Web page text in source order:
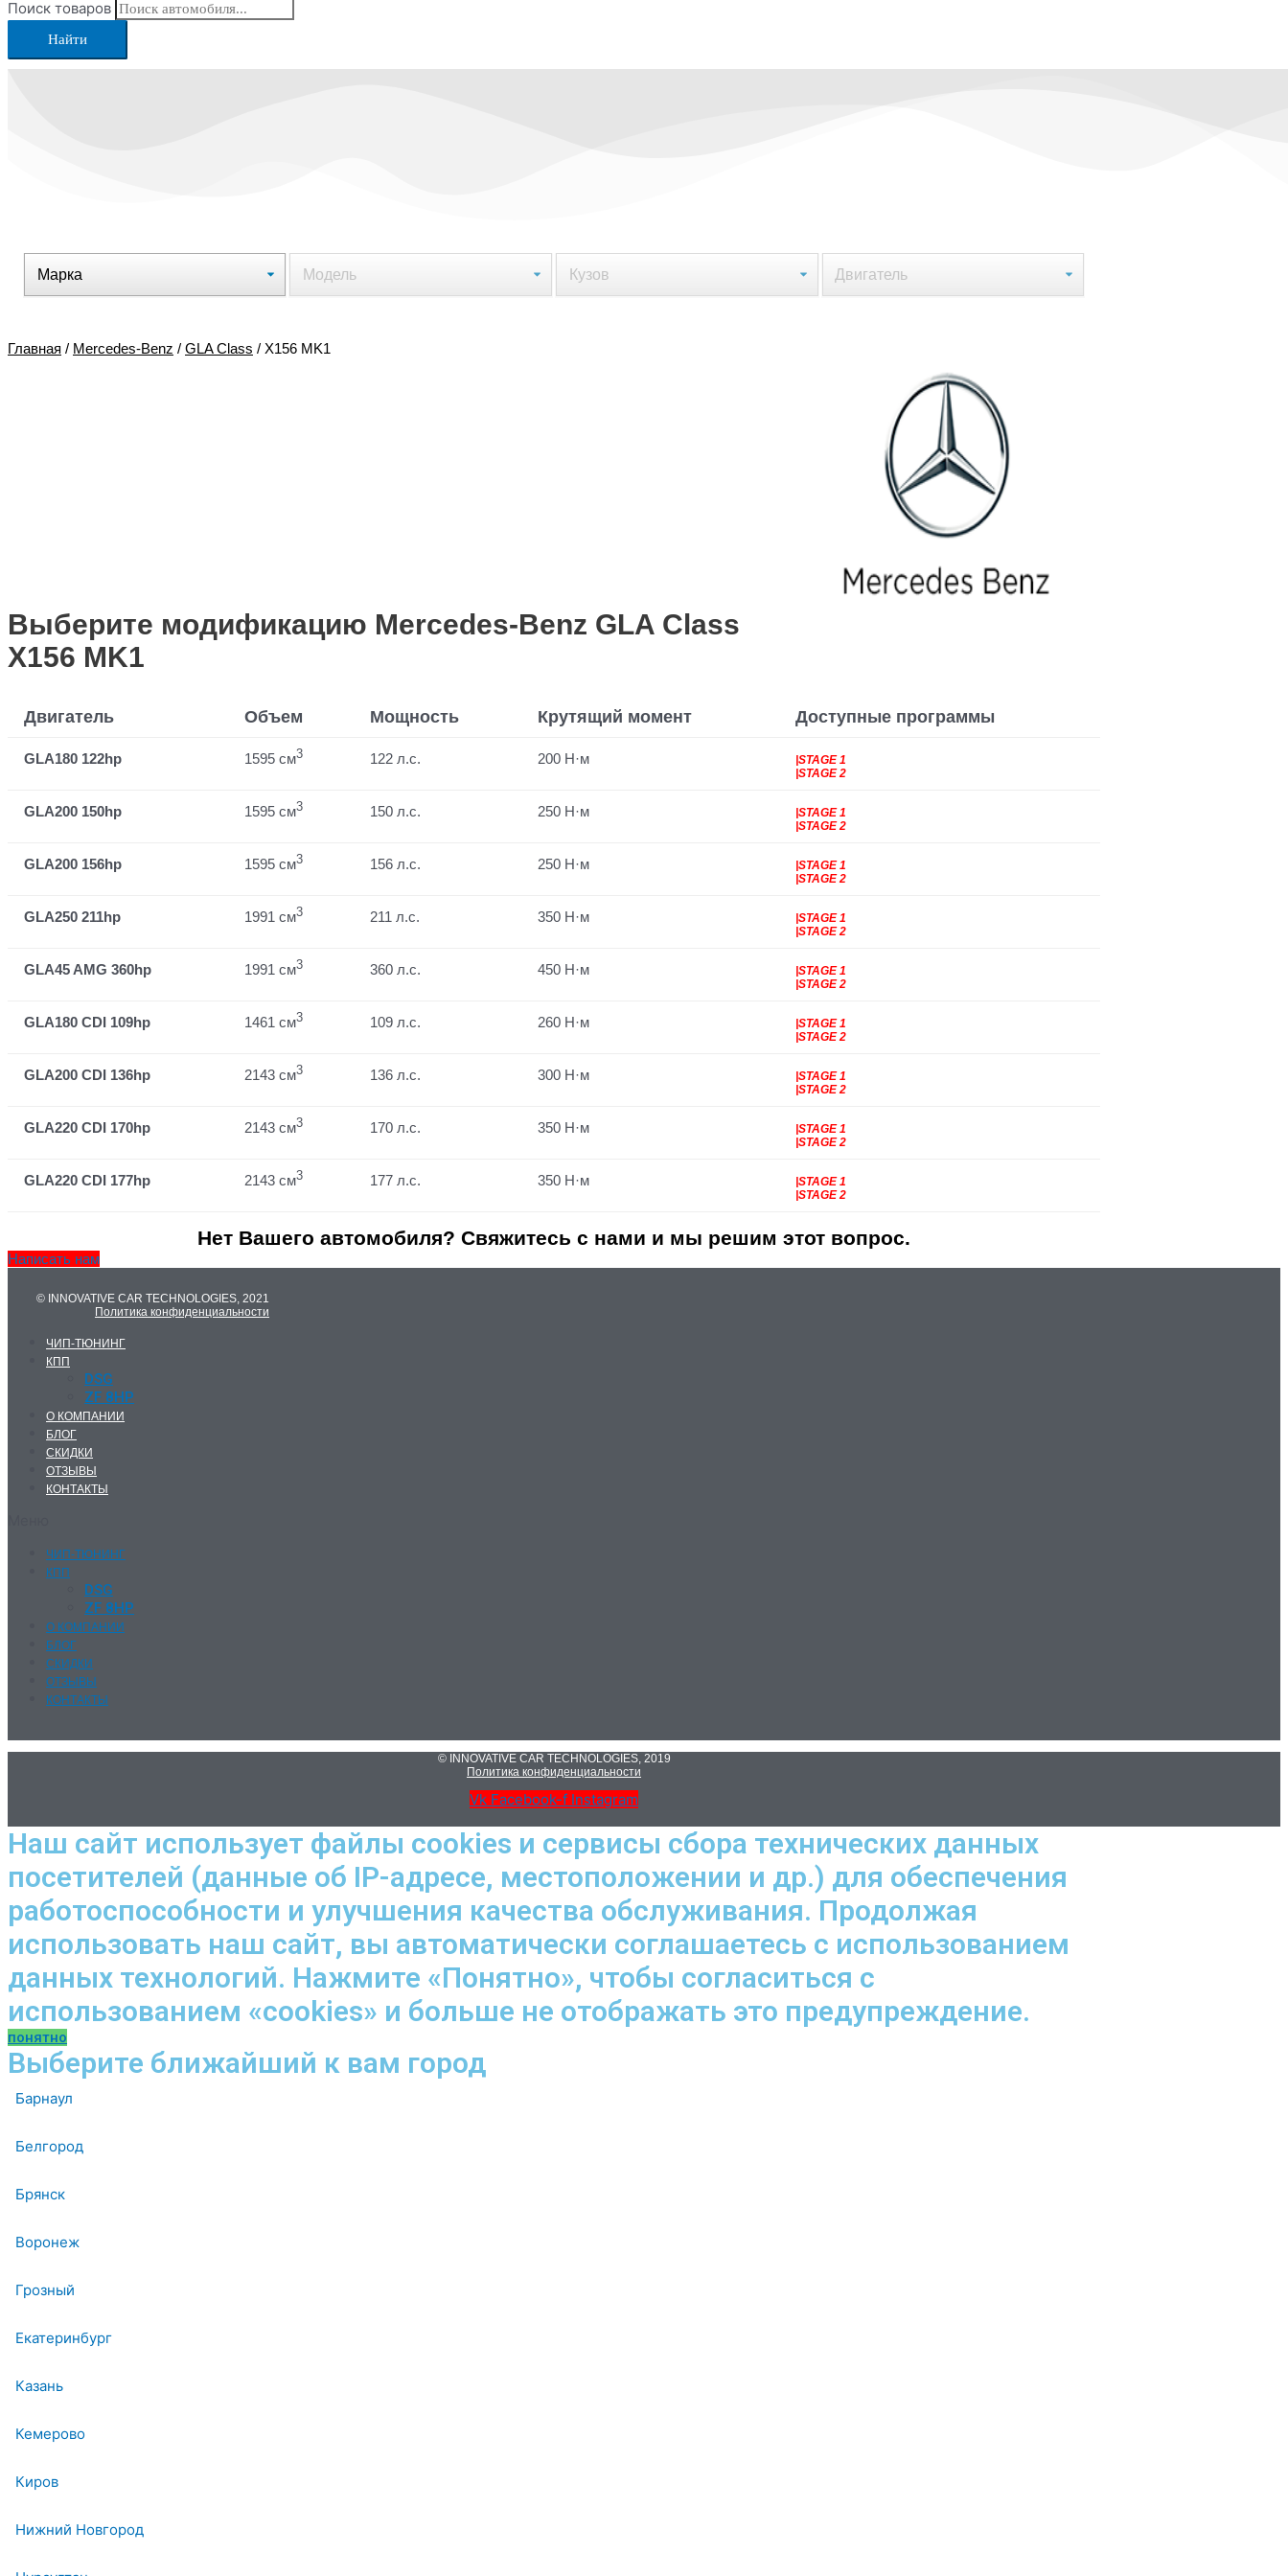
Поиск товаров
Найти
Главная / Mercedes-Benz / GLA Class / X156 MK1
Выберите модификацию Mercedes-Benz GLA Class
X156 MK1
Двигатель Объем Мощность Крутящий момент Доступные программы
GLA180 122hp 1595 см3 122 л.с. 200 Н·м
|STAGE 1
|STAGE 2
GLA200 150hp 1595 см3 150 л.с. 250 Н·м
|STAGE 1
|STAGE 2
GLA200 156hp 1595 см3 156 л.с. 250 Н·м
|STAGE 1
|STAGE 2
GLA250 211hp 1991 см3 211 л.с. 350 Н·м
|STAGE 1
|STAGE 2
GLA45 AMG 360hp 1991 см3 360 л.с. 450 Н·м
|STAGE 1
|STAGE 2
GLA180 CDI 109hp 1461 см3 109 л.с. 260 Н·м
|STAGE 1
|STAGE 2
GLA200 CDI 136hp 2143 см3 136 л.с. 300 Н·м
|STAGE 1
|STAGE 2
GLA220 CDI 170hp 2143 см3 170 л.с. 350 Н·м
|STAGE 1
|STAGE 2
GLA220 CDI 177hp 2143 см3 177 л.с. 350 Н·м
|STAGE 1
|STAGE 2
Нет Вашего автомобиля? Свяжитесь с нами и мы решим этот вопрос.
Написать нам
© INNOVATIVE CAR TECHNOLOGIES, 2021
Политика конфиденциальности
ЧИП-ТЮНИНГ
КПП
DSG
ZF 8HP
О КОМПАНИИ
БЛОГ
СКИДКИ
ОТЗЫВЫ
КОНТАКТЫ
ЧИП-ТЮНИНГ
КПП
DSG
ZF 8HP
О КОМПАНИИ
БЛОГ
СКИДКИ
ОТЗЫВЫ
КОНТАКТЫ
© INNOVATIVE CAR TECHNOLOGIES, 2019
Политика конфиденциальности
Vk Facebook-f Instagram
Наш сайт использует файлы cookies и сервисы сбора технических данных
посетителей (данные об IP-адресе, местоположении и др.) для обеспечения
работоспособности и улучшения качества обслуживания. Продолжая
использовать наш сайт, вы автоматически соглашаетесь с использованием
данных технологий. Нажмите «Понятно», чтобы согласиться с
использованием «cookies» и больше не отображать это предупреждение.
понятно
Выберите ближайший к вам город
Барнаул
Белгород
Брянск
Воронеж
Грозный
Екатеринбург
Казань
Кемерово
Киров
Нижний Новгород